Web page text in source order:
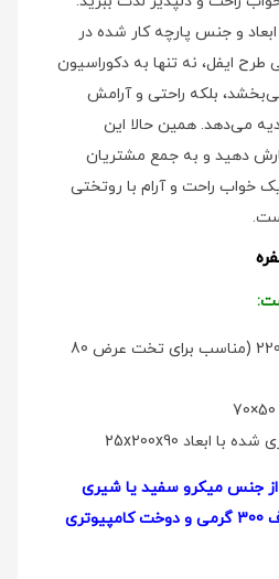
و جنس پارچه کار شده در
ایفل، نه تنها به دکوراسیون
بلکه راحتی و آرامش
می‌دهد. همین حالا این
دهید و به جمع مشتریان
خواب راحت و آرام با روتختی
1 عدد لحاف با ابعاد 150×220 (مناسب برای تخت عرض 80
جنس میکرو سفید یا شیری
رنگ است و لحاف با الیاف 300 گرمی و دوخت کامپیوتری